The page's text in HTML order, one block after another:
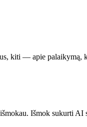
kiti — apie palaikymą,
Išmok sukurti AI